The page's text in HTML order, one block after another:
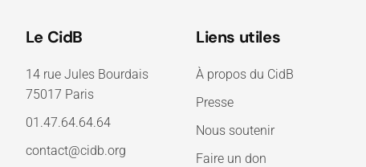
Le CidB
14 rue Jules Bourdais
75017 Paris
01.47.64.64.64
contact@cidb.org
Liens utiles
À propos du CidB
Presse
Nous soutenir
Faire un don